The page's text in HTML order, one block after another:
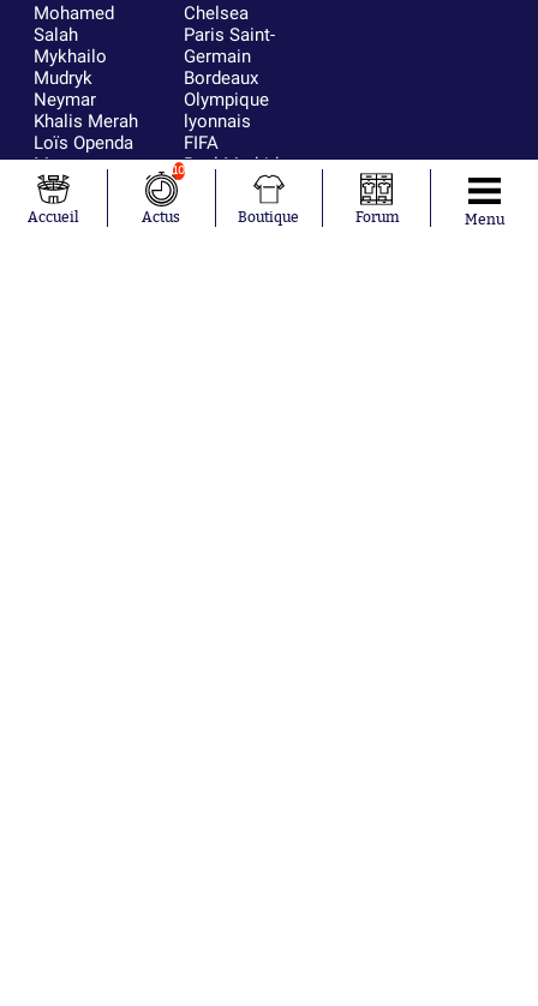
Mohamed
Salah
Mykhailo
Mudryk
Neymar
Khalis Merah
Loïs Openda
Moussa
Niakhaté
Nicolás
Tagliafico
Chelsea
Paris Saint-
Germain
Bordeaux
Olympique
lyonnais
FIFA
Real Madrid
RC Strasbourg
AC Milan
France
Accueil
10
Actus Boutique Forum Menu